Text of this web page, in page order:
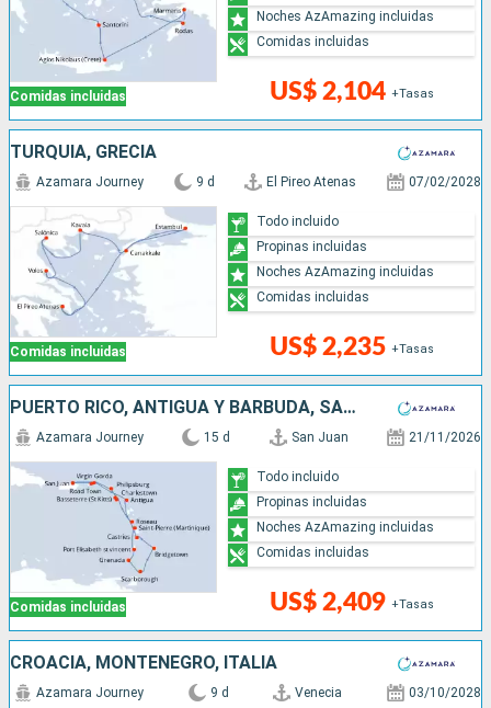
Comidas incluidas US$ 2,104 +Tasas
Noches AzAmazing incluidas
Comidas incluidas
TURQUÍA, GRECIA
Comidas incluidas
Azamara Journey 9 d El Pireo Atenas 07/02/2028
US$ 2,235 +Tasas
Todo incluido
Propinas incluidas
Noches AzAmazing incluidas
Comidas incluidas
PUERTO RICO, ANTIGUA Y BARBUDA, SAN VINCENT Y LAS GRANADINAS, GRENADA, TRINIDAD Y TOBAGO, BARBADOS, SANTA LUCIA, DOMINICA, SAN MARTÍN
Comidas incluidas
Azamara Journey 15 d San Juan 21/11/2026
US$ 2,409 +Tasas
Todo incluido
Propinas incluidas
Noches AzAmazing incluidas
Comidas incluidas
CROACIA, MONTENEGRO, ITALIA
Azamara Journey 9 d Venecia 03/10/2028